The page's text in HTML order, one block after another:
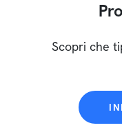
Scopri che